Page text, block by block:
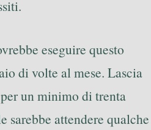
eseguire questo
di volte al mese. Lascia
un minimo di trenta
sarebbe attendere qualche